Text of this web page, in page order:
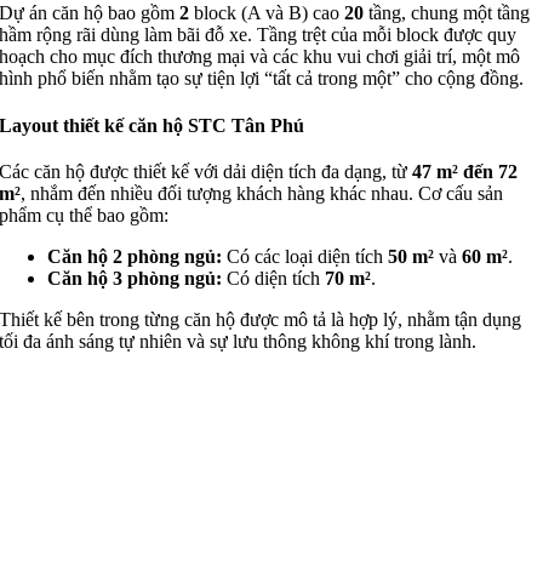
Dự án căn hộ bao gồm2 block (A và B) cao20 tầng, chung một tầng
hầm rộng rãi dùng làm bãi đỗ xe. Tầng trệt của mỗi block được quy
hoạch cho mục đích thương mại và các khu vui chơi giải trí, một mô
hình phổ biến nhằm tạo sự tiện lợi “tất cả trong một” cho cộng đồng.
Layout thiết kế căn hộ STC Tân Phú
Các căn hộ được thiết kế với dải diện tích đa dạng, từ47 m² đến 72
m², nhắm đến nhiều đối tượng khách hàng khác nhau. Cơ cấu sản
phẩm cụ thể bao gồm:
Căn hộ 2 phòng ngủ: Có các loại diện tích50 m² và60 m².
Căn hộ 3 phòng ngủ: Có diện tích 70 m².
Thiết kế bên trong từng căn hộ được mô tả là hợp lý, nhằm tận dụng
tối đa ánh sáng tự nhiên và sự lưu thông không khí trong lành.